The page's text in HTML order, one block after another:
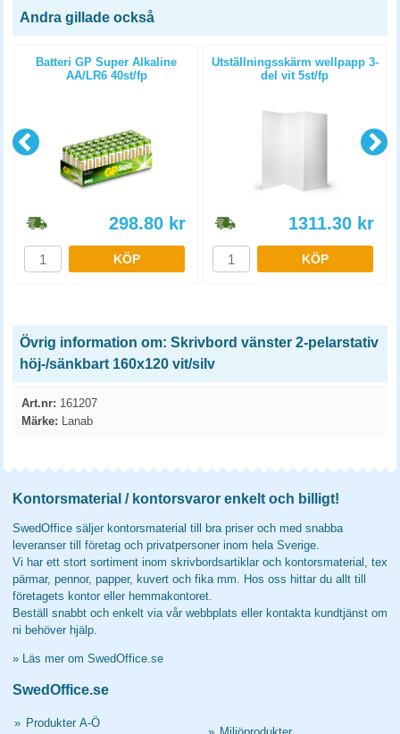
Andra gillade också
Batteri GP Super Alkaline
AA/LR6 40st/fp
298.80 kr
KÖP
Utställningsskärm wellpapp 3-
del vit 5st/fp
1311.30 kr
KÖP
Övrig information om: Skrivbord vänster 2-pelarstativ
höj-/sänkbart 160x120 vit/silv
Art.nr: 161207
Märke: Lanab
Kontorsmaterial / kontorsvaror enkelt och billigt!
SwedOffice säljer kontorsmaterial till bra priser och med snabba
leveranser till företag och privatpersoner inom hela Sverige.
Vi har ett stort sortiment inom skrivbordsartiklar och kontorsmaterial, tex
pärmar, pennor, papper, kuvert och fika mm. Hos oss hittar du allt till
företagets kontor eller hemmakontoret.
Beställ snabbt och enkelt via vår webbplats eller kontakta kundtjänst om
ni behöver hjälp.
» Läs mer om SwedOffice.se
SwedOffice.se
» Produkter A-Ö